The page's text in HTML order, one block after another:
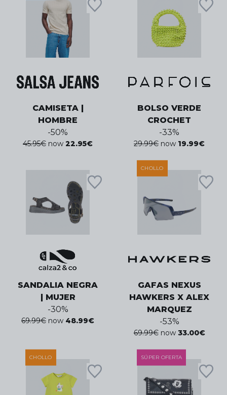
CAMISETA |
HOMBRE
-50%
45.95€ now 22.95€
BOLSO VERDE
CROCHET
-33%
29.99€ now 19.99€
SANDALIA NEGRA
| MUJER
-30%
69.99€ now 48.99€
CHOLLO
GAFAS NEXUS
HAWKERS X ALEX
MARQUEZ
-53%
69.99€ now 33.00€
CHOLLO SÚPER OFERTA